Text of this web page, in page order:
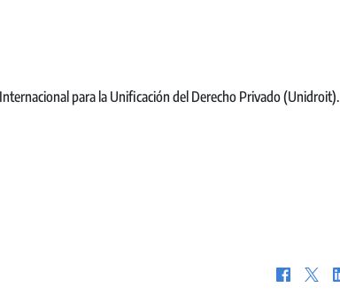
para la Unificación del Derecho Privado (Unidroit).